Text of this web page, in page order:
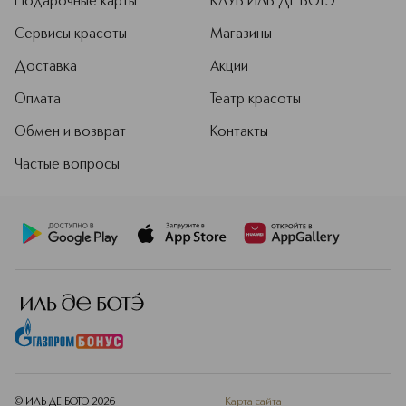
Сервисы красоты
Доставка
Оплата
Обмен и возврат
Частые вопросы
Магазины
Акции
Театр красоты
Контакты
© ИЛЬ ДЕ БОТЭ 2026 Карта сайта